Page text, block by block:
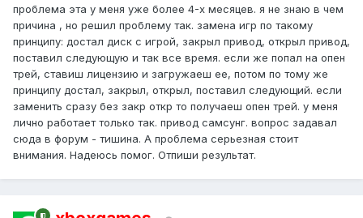
проблема эта у меня уже более 4-х месяцев. я не знаю в чем
причина , но решил проблему так. замена игр по такому
принципу: достал диск с игрой, закрыл привод, открыл привод,
поставил следующую и так все время. если же попал на опен
трей, ставиш лицензию и загружаеш ее, потом по тому же
принципу достал, закрыл, открыл, поставил следующий. если
заменить сразу без закр откр то получаеш опен трей. у меня
лично работает только так. привод самсунг. вопрос задавал
сюда в форум - тишина. А проблема серьезная стоит
внимания. Надеюсь помог. Отпиши результат.